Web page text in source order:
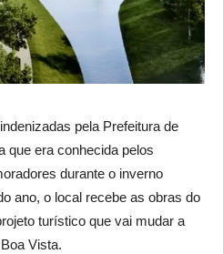
pela Prefeitura de
que era conhecida pelos
durante o inverno
ano, o local recebe as obras do
turístico que vai mudar a
Vista.